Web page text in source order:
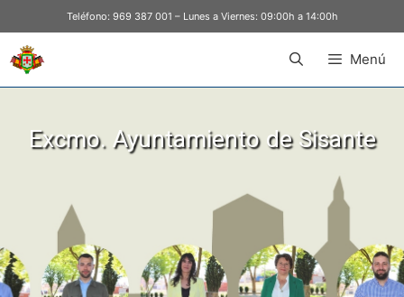
Teléfono: 969 387 001 – Lunes a Viernes: 09:00h a 14:00h
Menú
Excmo. Ayuntamiento de Sisante